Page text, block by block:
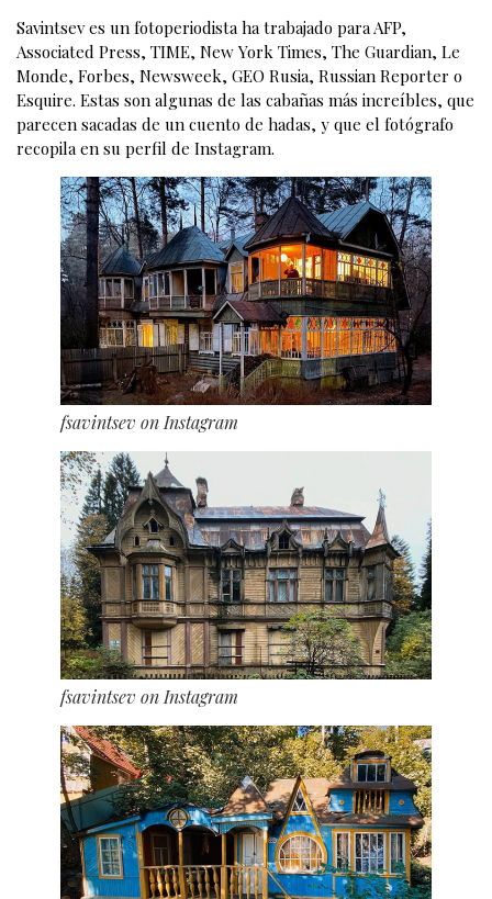
Savintsev es un fotoperiodista ha trabajado para AFP,
Associated Press, TIME, New York Times, The Guardian, Le
Monde, Forbes, Newsweek, GEO Rusia, Russian Reporter o
Esquire. Estas son algunas de las cabañas más increíbles, que
parecen sacadas de un cuento de hadas, y que el fotógrafo
recopila en su perfil de Instagram.
fsavintsev on Instagram
fsavintsev on Instagram